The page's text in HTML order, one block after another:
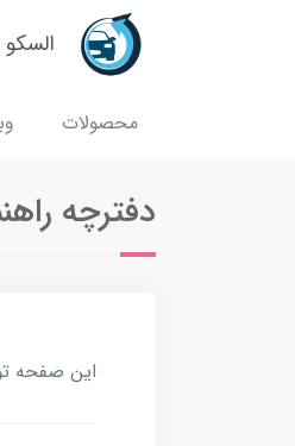
السکو
محصولات
دفترچه
این صفحه